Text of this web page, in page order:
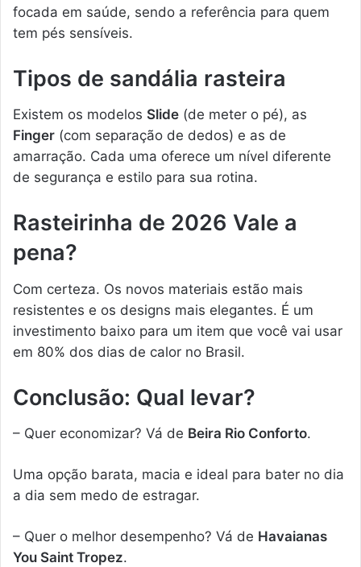
focada em saúde, sendo a referência para quem
tem pés sensíveis.
Tipos de sandália rasteira
Existem os modelos Slide (de meter o pé), as
Finger (com separação de dedos) e as de
amarração. Cada uma oferece um nível diferente
de segurança e estilo para sua rotina.
Rasteirinha de 2026 Vale a
pena?
Com certeza. Os novos materiais estão mais
resistentes e os designs mais elegantes. É um
investimento baixo para um item que você vai usar
em 80% dos dias de calor no Brasil.
Conclusão: Qual levar?
– Quer economizar? Vá de Beira Rio Conforto.
Uma opção barata, macia e ideal para bater no dia
a dia sem medo de estragar.
– Quer o melhor desempenho? Vá de Havaianas
You Saint Tropez.